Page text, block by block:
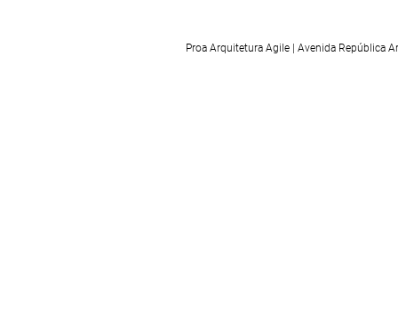
Proa Arquitetura Agile | Avenida República